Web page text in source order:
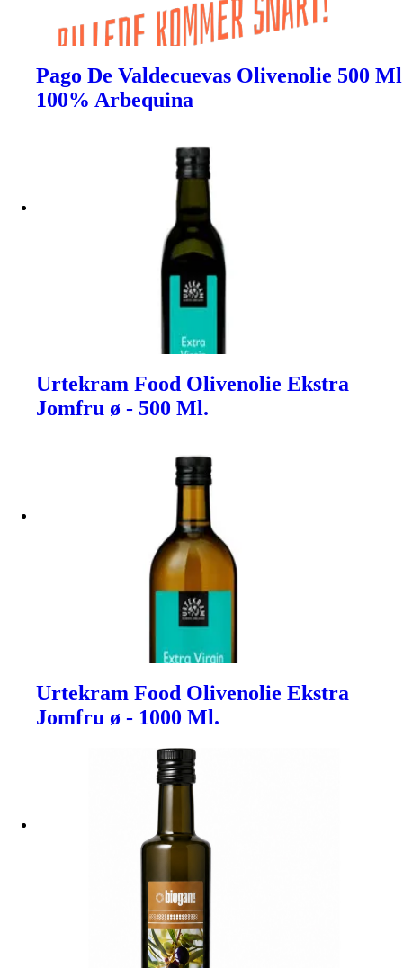
Pago De Valdecuevas Olivenolie 500 Ml
100% Arbequina
Urtekram Food Olivenolie Ekstra
Jomfru ø - 500 Ml.
Urtekram Food Olivenolie Ekstra
Jomfru ø - 1000 Ml.